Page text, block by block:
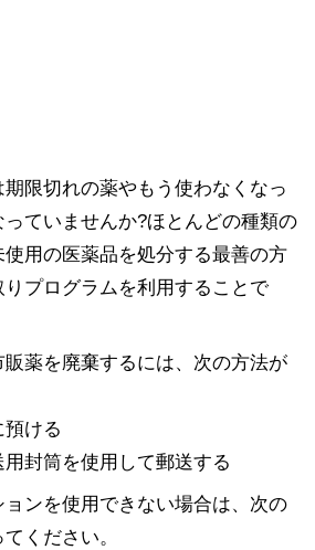
限切れの薬やもう使わなくなっ
ていませんか?ほとんどの種類の
用の医薬品を処分する最善の方
プログラムを利用することで
薬を廃棄するには、次の方法が
ける
封筒を使用して郵送する
ョンを使用できない場合は、次の
ください。